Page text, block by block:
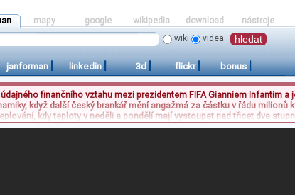
wiki
videa
mapy google wikipedia download nástroje
janforman | linkedin | 3d | flickr | bonus |
finančního vztahu mezi prezidentem FIFA Gianniem Infantim
když další český brankář mění angažmá za částku v řádu milionů
kdy teploty v neděli a pondělí mají vystoupat nad třicet dva
pouze vybraných oblastí. Odborníci zároveň upozorňují na